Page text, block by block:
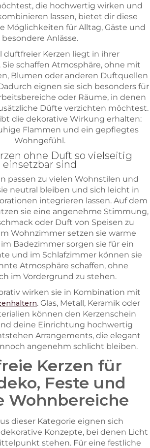
die hochwertig wirken und
lassen, bietet dir diese
Möglichkeiten für Alltag, Gäste und
besondere Anlässe.
duftfreier Kerzen liegt in ihrer
schaffen Atmosphäre, ohne mit
Blumen oder anderen Duftquellen
eignen sie sich besonders für
oder Räume, in denen
Düfte verzichten möchtest.
die dekorative Wirkung erhalten:
Flammen und ein gepflegtes
Wohngefühl.
ohne Duft so vielseitig
einsetzbar sind
passen zu vielen Wohnstilen und
neutral bleiben und sich leicht in
integrieren lassen. Auf dem
sie eine angenehme Stimmung,
oder Duft von Speisen zu
Wohnzimmer setzen sie warme
Badezimmer sorgen sie für ein
und im Schlafzimmer können sie
Atmosphäre schaffen, ohne
im Vordergrund zu stehen.
wirken sie in Kombination mit
. Glas, Metall, Keramik oder
können den Kerzenschein
deine Einrichtung hochwertig
Arrangements, die elegant
angenehm schlicht bleiben.
Kerzen für
Feste und
Wohnbereiche
dieser Kategorie eignen sich
Konzepte, bei denen Licht
stehen. Für eine festliche